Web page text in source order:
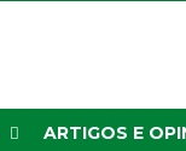
ARTIGOS E